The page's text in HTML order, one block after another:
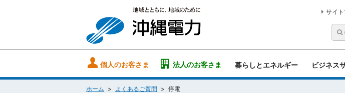
サイ
個人のお客さま 法人のお客さま 暮らしとエネルギー ビジネス
ホーム よくあるご質問 停電